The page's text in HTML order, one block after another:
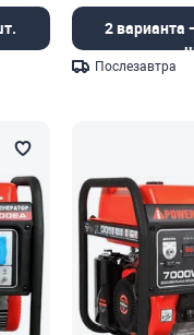
2 варианта
Послезавтра